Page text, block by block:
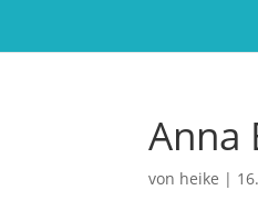
Anna
von heike |